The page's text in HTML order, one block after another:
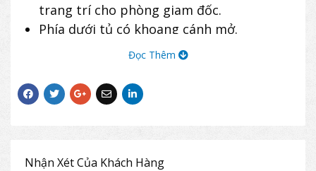
trang trí cho phòng giam đốc.
Phía dưới tủ có khoang cánh mở.
Tủ The One LUXT2420V2
Đọc Thêm
Nhận Xét Của Khách Hàng